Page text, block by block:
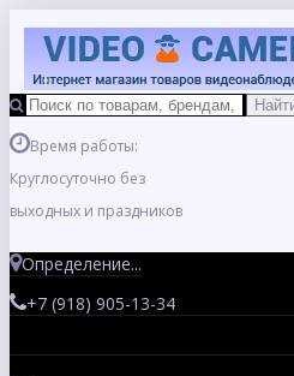
Время работы:
Круглосуточно без
выходных и праздников
Определение...
+7 (918) 905-13-34